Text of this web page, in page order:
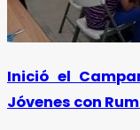
Inició el
Jóvenes con